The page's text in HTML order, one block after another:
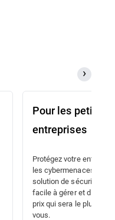
Pour les petites
entreprises
Protégez votre
les cybermenaces à
solution de sécurité de
facile à gérer et
prix qui sera le plus
vous.